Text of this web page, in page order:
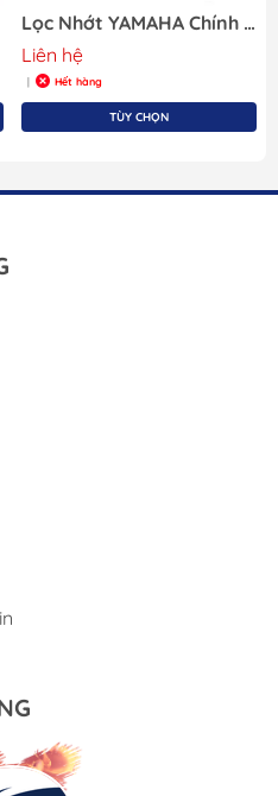
Lọc Nhớt YAMAHA Chính Hãng 69J-13440-03
Liên hệ
Hết hàng
TÙY CHỌN